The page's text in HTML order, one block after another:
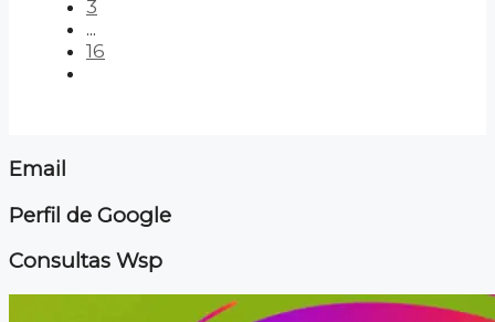
3
...
16
Email
Perfil de Google
Consultas Wsp